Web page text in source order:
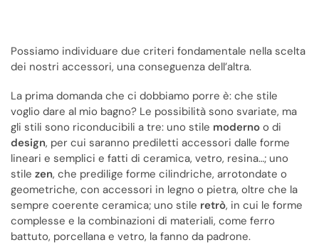
Possiamo individuare due criteri fondamentale nella scelta
dei nostri accessori, una conseguenza dell’altra.
La prima domanda che ci dobbiamo porre è: che stile
voglio dare al mio bagno? Le possibilità sono svariate, ma
gli stili sono riconducibili a tre: uno stile moderno o di
design, per cui saranno prediletti accessori dalle forme
lineari e semplici e fatti di ceramica, vetro, resina…; uno
stile zen, che predilige forme cilindriche, arrotondate o
geometriche, con accessori in legno o pietra, oltre che la
sempre coerente ceramica; uno stile retrò, in cui le forme
complesse e la combinazioni di materiali, come ferro
battuto, porcellana e vetro, la fanno da padrone.